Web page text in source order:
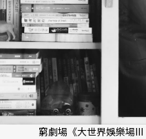
窮劇場《大世界娛樂場III